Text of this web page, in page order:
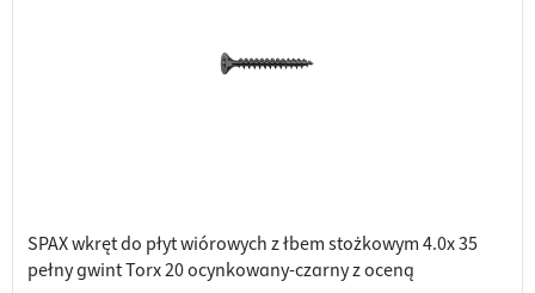
SPAX wkręt do płyt wiórowych z łbem stożkowym 4.0x 35
pełny gwint Torx 20 ocynkowany-czarny z oceną